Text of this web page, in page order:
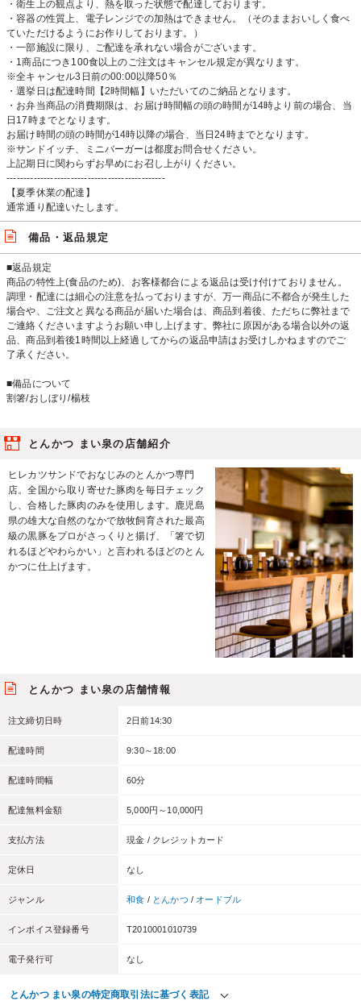
・衛生上の観点より、熱を取った状態で配達しております。
・容器の性質上、電子レンジでの加熱はできません。（そのままおいしく食べ
ていただけるようにお作りしております。）
・一部施設に限り、ご配達を承れない場合がございます。
・1商品につき100食以上のご注文はキャンセル規定が異なります。
※全キャンセル3日前の00:00以降50％
・選挙日は配達時間【2時間幅】いただいてのご納品となります。
・お弁当商品の消費期限は、お届け時間幅の頭の時間が14時より前の場合、当
日17時までとなります。
お届け時間の頭の時間が14時以降の場合、当日24時までとなります。
※サンドイッチ、ミニバーガーは都度お問合せください。
上記期日に関わらずお早めにお召し上がりください。
-----------------------------------------------
【夏季休業の配達】
通常通り配達いたします。
備品・返品規定
■返品規定
商品の特性上(食品のため)、お客様都合による返品は受け付けておりません。
調理・配達には細心の注意を払っておりますが、万一商品に不都合が発生した
場合や、ご注文と異なる商品が届いた場合は、商品到着後、ただちに弊社まで
ご連絡くださいますようお願い申し上げます。弊社に原因がある場合以外の返
品、商品到着後1時間以上経過してからの返品申請はお受けしかねますのでご
了承ください。
■備品について
割箸/おしぼり/楊枝
とんかつ まい泉の店舗紹介
ヒレカツサンドでおなじみのとんかつ専門
店。全国から取り寄せた豚肉を毎日チェック
し、合格した豚肉のみを使用します。鹿児島
県の雄大な自然のなかで放牧飼育された最高
級の黒豚をプロがさっくりと揚げ、「箸で切
れるほどやわらかい」と言われるほどのとん
かつに仕上げます。
とんかつ まい泉の店舗情報
注文締切日時 2日前14:30
配達時間 9:30～18:00
配達時間幅 60分
配達無料金額 5,000円～10,000円
支払方法 現金 / クレジットカード
定休日 なし
ジャンル 和食 / とんかつ / オードブル
インボイス登録番号 T2010001010739
電子発行可 なし
とんかつ まい泉の特定商取引法に基づく表記